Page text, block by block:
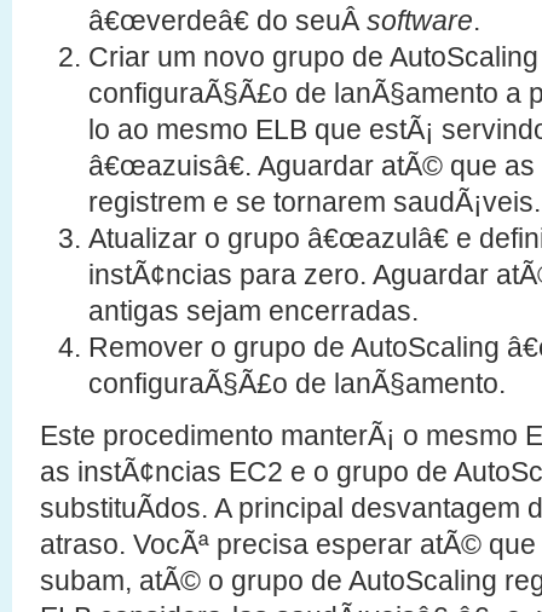
â€œverdeâ€ do seuÂ software.
Criar um novo grupo de
configuraÃ§Ã£o de lanÃ§amento a
lo ao mesmo ELB que estÃ¡
â€œazuisâ€. Aguardar atÃ© que
registrem e se tornarem saudÃ¡veis.
Atualizar o grupo â€œazulâ€ e
instÃ¢ncias para zero. Aguardar
antigas sejam encerradas.
Remover o grupo de AutoScaling
configuraÃ§Ã£o de lanÃ§amento.
Este procedimento manterÃ¡ o mesmo
as instÃ¢ncias EC2 e o grupo de
substituÃ­dos. A principal desvantagem
atraso. VocÃª precisa esperar atÃ©
subam, atÃ© o grupo de AutoScaling